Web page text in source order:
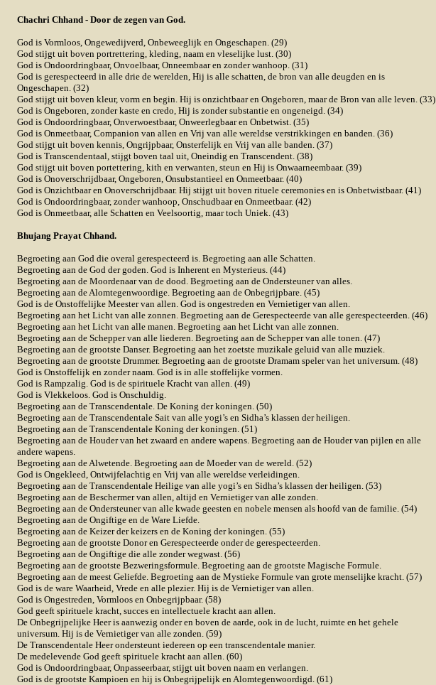
Chachri Chhand - Door de zegen van God.
God is Vormloos, Ongewedijverd, Onbeweeglijk en Ongeschapen. (29)
God stijgt uit boven portrettering, kleding, naam en vleselijke lust. (30)
God is Ondoordringbaar, Onvoelbaar, Onneembaar en zonder wanhoop. (31)
God is gerespecteerd in alle drie de werelden, Hij is alle schatten, de bron van alle deugden en is
Ongeschapen. (32)
God stijgt uit boven kleur, vorm en begin. Hij is onzichtbaar en Ongeboren, maar de Bron van alle leven. (33)
God is Ongeboren, zonder kaste en credo, Hij is zonder substantie en ongeneigd. (34)
God is Ondoordringbaar, Onverwoestbaar, Onweerlegbaar en Onbetwist. (35)
God is Onmeetbaar, Companion van allen en Vrij van alle wereldse verstrikkingen en banden. (36)
God stijgt uit boven kennis, Ongrijpbaar, Onsterfelijk en Vrij van alle banden. (37)
God is Transcendentaal, stijgt boven taal uit, Oneindig en Transcendent. (38)
God stijgt uit boven portettering, kith en verwanten, steun en Hij is Onwaarneembaar. (39)
God is Onoverschrijdbaar, Ongeboren, Onsubstantieel en Onmeetbaar. (40)
God is Onzichtbaar en Onoverschrijdbaar. Hij stijgt uit boven rituele ceremonies en is Onbetwistbaar. (41)
God is Ondoordringbaar, zonder wanhoop, Onschudbaar en Onmeetbaar. (42)
God is Onmeetbaar, alle Schatten en Veelsoortig, maar toch Uniek. (43)
Bhujang Prayat Chhand.
Begroeting aan God die overal gerespecteerd is. Begroeting aan alle Schatten.
Begroeting aan de God der goden. God is Inherent en Mysterieus. (44)
Begroeting aan de Moordenaar van de dood. Begroeting aan de Ondersteuner van alles.
Begroeting aan de Alomtegenwoordige. Begroeting aan de Onbegrijpbare. (45)
God is de Onstoffelijke Meester van allen. God is ongestreden en Vernietiger van allen.
Begroeting aan het Licht van alle zonnen. Begroeting aan de Gerespecteerde van alle gerespecteerden. (46)
Begroeting aan het Licht van alle manen. Begroeting aan het Licht van alle zonnen.
Begroeting aan de Schepper van alle liederen. Begroeting aan de Schepper van alle tonen. (47)
Begroeting aan de grootste Danser. Begroeting aan het zoetste muzikale geluid van alle muziek.
Begroeting aan de grootste Drummer. Begroeting aan de grootste Dramam speler van het universum. (48)
God is Onstoffelijk en zonder naam. God is in alle stoffelijke vormen.
God is Rampzalig. God is de spirituele Kracht van allen. (49)
God is Vlekkeloos. God is Onschuldig.
Begroeting aan de Transcendentale. De Koning der koningen. (50)
Begroeting aan de Transcendentale Sait van alle yogi’s en Sidha’s klassen der heiligen.
Begroeting aan de Transcendentale Koning der koningen. (51)
Begroeting aan de Houder van het zwaard en andere wapens. Begroeting aan de Houder van pijlen en alle
andere wapens.
Begroeting aan de Alwetende. Begroeting aan de Moeder van de wereld. (52)
God is Ongekleed, Ontwijfelachtig en Vrij van alle wereldse verleidingen.
Begroeting aan de Transcendentale Heilige van alle yogi’s en Sidha’s klassen der heiligen. (53)
Begroeting aan de Beschermer van allen, altijd en Vernietiger van alle zonden.
Begroeting aan de Ondersteuner van alle kwade geesten en nobele mensen als hoofd van de familie. (54)
Begroeting aan de Ongiftige en de Ware Liefde.
Begroeting aan de Keizer der keizers en de Koning der koningen. (55)
Begroeting aan de grootste Donor en Gerespecteerde onder de gerespecteerden.
Begroeting aan de Ongiftige die alle zonder wegwast. (56)
Begroeting aan de grootste Bezweringsformule. Begroeting aan de grootste Magische Formule.
Begroeting aan de meest Geliefde. Begroeting aan de Mystieke Formule van grote menselijke kracht. (57)
God is de ware Waarheid, Vrede en alle plezier. Hij is de Vernietiger van allen.
God is Ongestreden, Vormloos en Onbegrijpbaar. (58)
God geeft spirituele kracht, succes en intellectuele kracht aan allen.
De Onbegrijpelijke Heer is aanwezig onder en boven de aarde, ook in de lucht, ruimte en het gehele
universum. Hij is de Vernietiger van alle zonden. (59)
De Transcendentale Heer ondersteunt iedereen op een transcendentale manier.
De medelevende God geeft spirituele kracht aan allen. (60)
God is Ondoordringbaar, Onpasseerbaar, stijgt uit boven naam en verlangen.
God is de grootste Kampioen en hij is Onbegrijpelijk en Alomtegenwoordigd. (61)